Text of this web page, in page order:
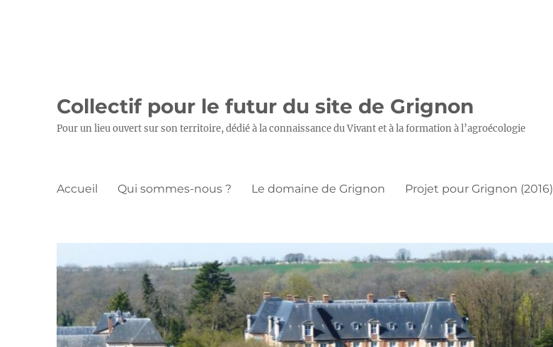
Collectif pour le futur du site de Grignon
Pour un lieu ouvert sur son territoire, dédié à la connaissance du Vivant et à la formation à l’agroécologie
Accueil Qui sommes-nous ? Le domaine de Grignon Projet pour Grignon (2016)